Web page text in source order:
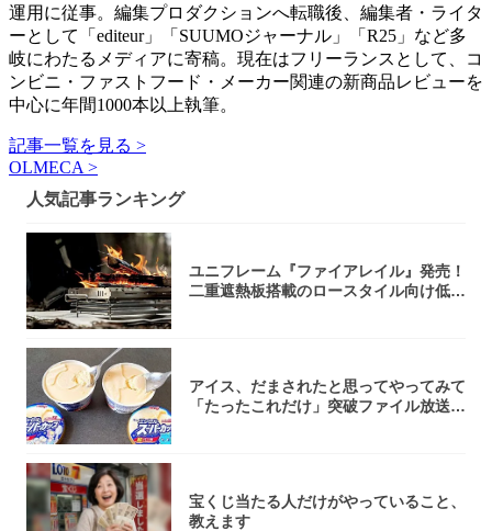
運用に従事。編集プロダクションへ転職後、編集者・ライタ
ーとして「editeur」「SUUMOジャーナル」「R25」など多
岐にわたるメディアに寄稿。現在はフリーランスとして、コ
ンビニ・ファストフード・メーカー関連の新商品レビューを
中心に年間1000本以上執筆。
記事一覧を見る >
OLMECA >
人気記事ランキング
ユニフレーム『ファイアレイル』発売！
二重遮熱板搭載のロースタイル向け低型
アイス、だまされたと思ってやってみて
「たったこれだけ」突破ファイル放送で
宝くじ当たる人だけがやっていること、
教えます